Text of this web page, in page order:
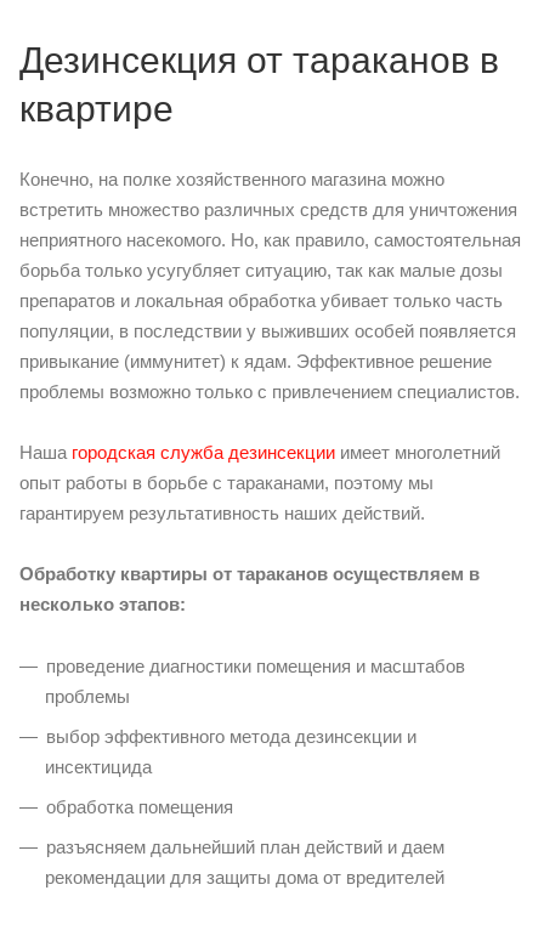
Дезинсекция от тараканов в
квартире
Конечно, на полке хозяйственного магазина можно
встретить множество различных средств для уничтожения
неприятного насекомого. Но, как правило, самостоятельная
борьба только усугубляет ситуацию, так как малые дозы
препаратов и локальная обработка убивает только часть
популяции, в последствии у выживших особей появляется
привыкание (иммунитет) к ядам. Эффективное решение
проблемы возможно только с привлечением специалистов.
Наша городская служба дезинсекции имеет многолетний
опыт работы в борьбе с тараканами, поэтому мы
гарантируем результативность наших действий.
Обработку квартиры от тараканов осуществляем в
несколько этапов:
проведение диагностики помещения и масштабов
проблемы
выбор эффективного метода дезинсекции и
инсектицида
обработка помещения
разъясняем дальнейший план действий и даем
рекомендации для защиты дома от вредителей